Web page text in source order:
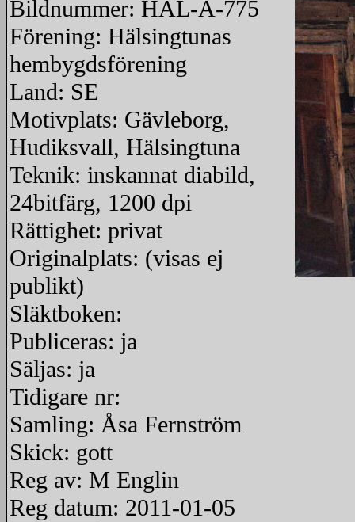
Bildnummer: HAL-A-775
Förening: Hälsingtunas
hembygdsförening
Land: SE
Motivplats: Gävleborg,
Hudiksvall, Hälsingtuna
Teknik: inskannat diabild,
24bitfärg, 1200 dpi
Rättighet: privat
Originalplats: (visas ej
publikt)
Släktboken:
Publiceras: ja
Säljas: ja
Tidigare nr:
Samling: Åsa Fernström
Skick: gott
Reg av: M Englin
Reg datum: 2011-01-05